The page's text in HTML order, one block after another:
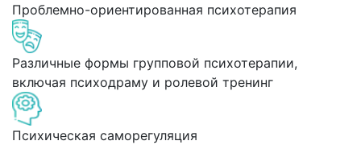
Проблемно-ориентированная психотерапия
Различные формы групповой психотерапии,
включая психодраму и ролевой тренинг
Психическая саморегуляция